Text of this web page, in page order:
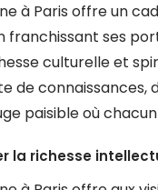
à Paris offre un
franchissant ses
culturelle et
de
paisible où
la richesse